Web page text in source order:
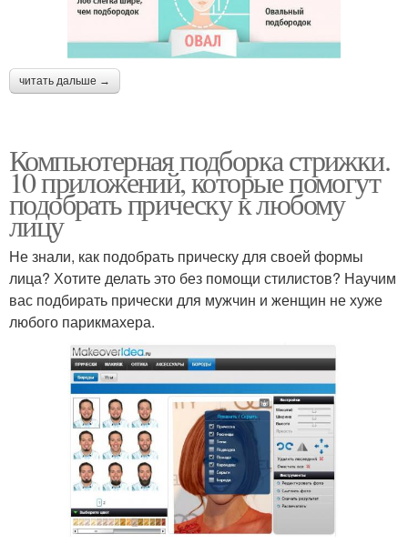
читать дальше →
Компьютерная подборка стрижки.
10 приложений, которые помогут
подобрать прическу к любому
лицу
Не знали, как подобрать прическу для своей формы
лица? Хотите делать это без помощи стилистов? Научим
вас подбирать прически для мужчин и женщин не хуже
любого парикмахера.